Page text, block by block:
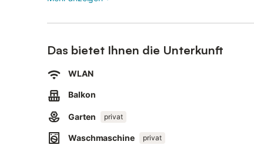
5 Parkplätze sind auf dem Grundstück vorhanden,
Die Unterkunft verfügt über einen Abstellraum für
Eine E-Auto-Ladestation ist verfügbar.
Die Unterkunft bietet hausgemachte/eigene Produkte
Die Unterkunft verfügt über Richtlinien, die den
Der Strom in dieser Unterkunft wird zum Teil durch
Das bietet Ihnen die Unterkunft
WLAN
Balkon
Garten privat
Waschmaschine privat